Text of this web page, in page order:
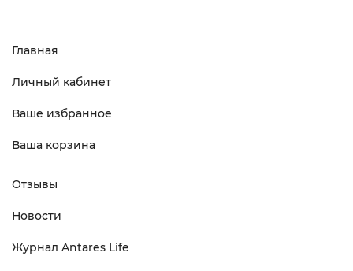
Главная
Личный кабинет
Ваше избранное
Ваша корзина
Отзывы
Новости
Журнал Antares Life